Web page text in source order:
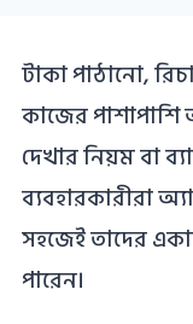
টাকা পাঠানো,
কাজের পাশাপাশি
দেখার নিয়ম বা
ব্যবহারকারীরা
সহজেই তাদের
পারেন।